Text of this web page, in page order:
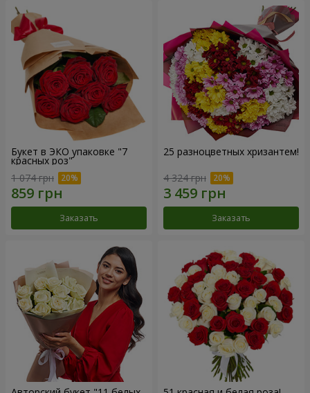
Букет в ЭКО упаковке "7
красных роз"
1 074 грн
Заказать
25 разноцветных хризантем!
4 324 грн
Заказать